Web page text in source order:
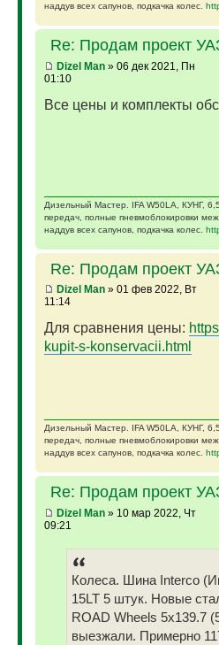
наддув всех сапунов, подкачка колес.
Re: Продам проект
Dizel Man» 06 дек 2021, Пн
01:10
Все цены и комплекты
Дизельный Мастер. IFA W50LA, КУНГ,
передач, полные пневмоблокировки
наддув всех сапунов, подкачка колес.
Re: Продам проект
Dizel Man» 01 фев 2022, Вт
11:14
Для сравнения цены:
kupit-s-konservacii.html
Дизельный Мастер. IFA W50LA, КУНГ,
передач, полные пневмоблокировки
наддув всех сапунов, подкачка колес.
Re: Продам проект
Dizel Man» 10 мар 2022, Чт
09:21
Колеса. Шина Interco
15LT 5 штук. Новые
ROAD Wheels 5x139.7
выезжали. Примерно